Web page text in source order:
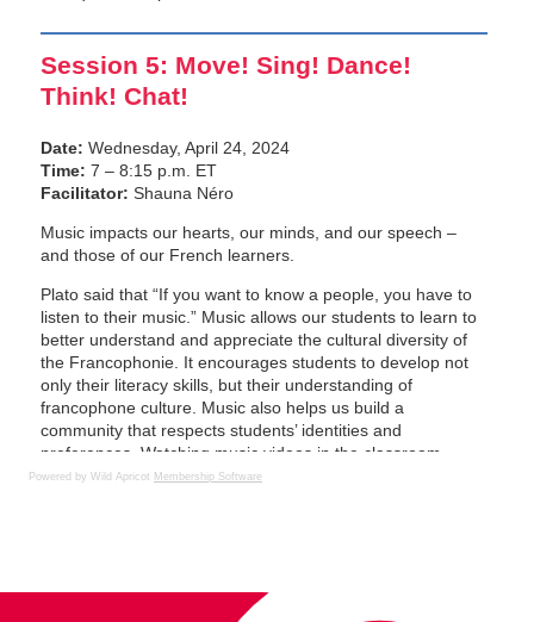
Powered by Wild Apricot Membership Software